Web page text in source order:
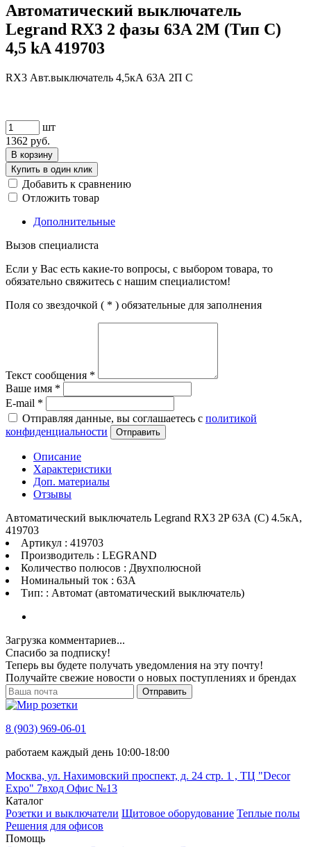
Автоматический выключатель
Legrand RX3 2 фазы 63A 2М (Тип C)
4,5 kA 419703
RX3 Авт.выключатель 4,5кА 63А 2П C
шт
1362 руб.
В корзину
Купить в один клик
Добавить к сравнению
Отложить товар
Дополнительные
Вызов специалиста
Если у Вас есть какие-то вопросы, с выбором товара, то
обязательно свяжитесь с нашим специалистом!
Поля со звездочкой ( * ) обязательные для заполнения
Текст сообщения *
Ваше имя *
E-mail *
Отправляя данные, вы соглашаетесь с политикой
конфиденциальности
Отправить
Описание
Характеристики
Доп. материалы
Отзывы
Автоматический выключатель Legrand RX3 2P 63А (C) 4.5кА,
419703
Артикул : 419703
Производитель : LEGRAND
Количество полюсов : Двухполюсной
Номинальный ток : 63A
Тип: : Автомат (автоматический выключатель)
Загрузка комментариев...
Спасибо за подписку!
Теперь вы будете получать уведомления на эту почту!
Получайте свежие новости о новых поступлениях и брендах
Отправить
8 (903) 969-06-01
работаем каждый день 10:00-18:00
Москва, ул. Нахимовский проспект, д. 24 стр. 1 , ТЦ "Decor
Expo" 7вход Офис №13
Каталог
Розетки и выключатели Щитовое оборудование Теплые полы
Решения для офисов
Помощь